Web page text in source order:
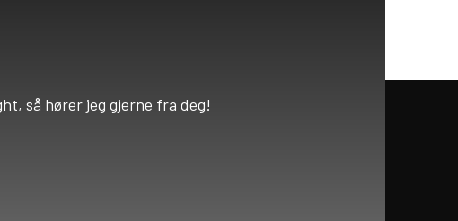
så hører jeg gjerne fra deg!